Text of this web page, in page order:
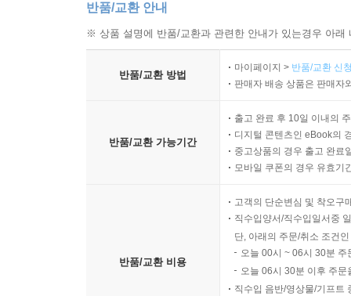
반품/교환 안내
※ 상품 설명에 반품/교환과 관련한 안내가 있는경우 아
반품/교환 방법
마이페이지 > 반품/교환 신
판매자 배송 상품은 판매자
반품/교환 가능기간
출고 완료 후 10일 이내의
디지털 콘텐츠인 eBook의
중고상품의 경우 출고 완료
모바일 쿠폰의 경우 유효기
반품/교환 비용
고객의 단순변심 및 착오구
직수입양서/직수입일서중
단, 아래의 주문/취소 조건
오늘 00시 ~ 06시 30분
오늘 06시 30분 이후 주
직수입 음반/영상물/기프트